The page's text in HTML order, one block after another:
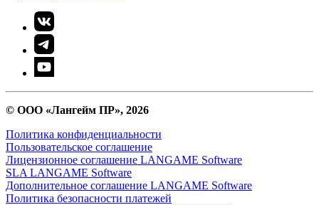
© ООО «Лангейм ПР», 2026
Политика конфиденциальности
Пользовательское соглашение
Лицензионное соглашение LANGAME Software
SLA LANGAME Software
Дополнительное соглашение LANGAME Software
Политика безопасности платежей